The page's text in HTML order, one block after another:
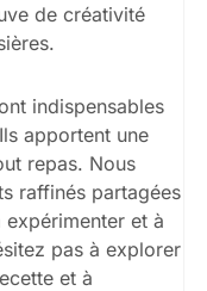
de créativité
indispensables
apportent une
repas. Nous
raffinés partagées
et à
pas à explorer
et à